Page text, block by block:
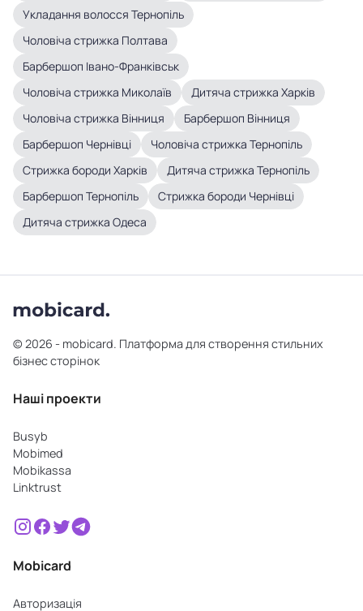
Укладання волосся Тернопіль
Чоловіча стрижка Полтава
Барбершоп Івано-Франківськ
Чоловіча стрижка Миколаїв
Дитяча стрижка Харків
Чоловіча стрижка Вінниця
Барбершоп Вінниця
Барбершоп Чернівці
Чоловіча стрижка Тернопіль
Стрижка бороди Харків
Дитяча стрижка Тернопіль
Барбершоп Тернопіль
Стрижка бороди Чернівці
Дитяча стрижка Одеса
© 2026 - mobicard. Платформа для створення стильних
бізнес сторінок
Наші проекти
Busyb
Mobimed
Mobikassa
Linktrust
Mobicard
Авторизація